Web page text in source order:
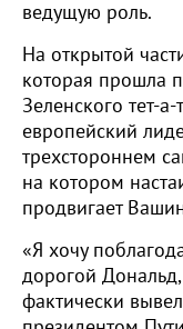
ведущую роль.
На открытой
которая прошла
Зеленского тет-
европейский
трехстороннем
на котором
продвигает
«Я хочу
дорогой
фактически